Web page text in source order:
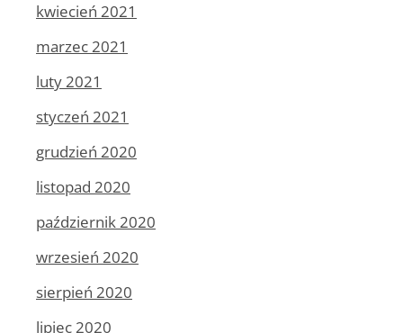
kwiecień 2021
marzec 2021
luty 2021
styczeń 2021
grudzień 2020
listopad 2020
październik 2020
wrzesień 2020
sierpień 2020
lipiec 2020